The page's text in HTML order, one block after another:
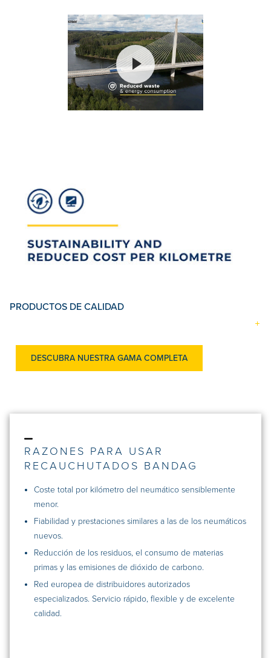
PRODUCTOS DE CALIDAD
DESCUBRA NUESTRA GAMA COMPLETA
RAZONES PARA USAR
RECAUCHUTADOS BANDAG
Coste total por kilómetro del neumático sensiblemente
menor.
Fiabilidad y prestaciones similares a las de los neumáticos
nuevos.
Reducción de los residuos, el consumo de materias
primas y las emisiones de dióxido de carbono.
Red europea de distribuidores autorizados
especializados. Servicio rápido, flexible y de excelente
calidad.